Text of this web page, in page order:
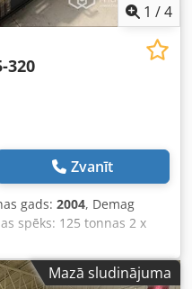
1 /4
320
Zvanīt
gads: 2004, Demag
spēks: 125 tonnas 2 x
Crsdpfx Aoxd Sz Ejc
550, Y-1000, Z-2000
Mazā sludinājuma